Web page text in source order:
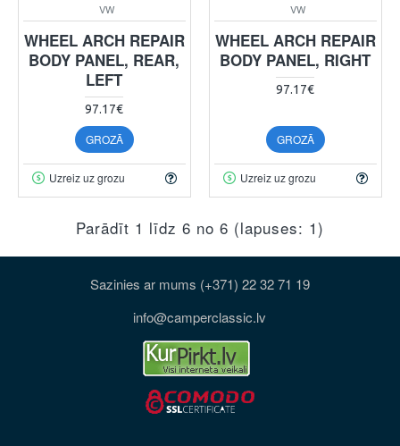
VW
WHEEL ARCH REPAIR
BODY PANEL, REAR,
LEFT
97.17€
GROZĀ
Uzreiz uz grozu
VW
WHEEL ARCH REPAIR
BODY PANEL, RIGHT
97.17€
GROZĀ
Uzreiz uz grozu
Parādīt 1 līdz 6 no 6 (lapuses: 1)
Sazinies ar mums (+371) 22 32 71 19
info@camperclassic.lv